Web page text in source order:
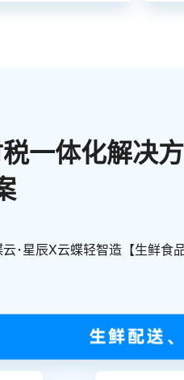
一体化解决方
･星辰X云蝶轻智造【生鲜食